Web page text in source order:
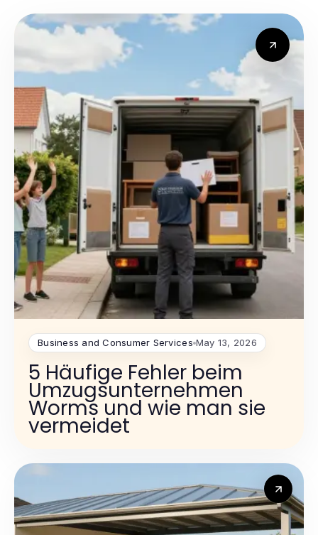
Business and Consumer Services May 13, 2026
5 Häufige Fehler beim
Umzugsunternehmen
Worms und wie man sie
vermeidet